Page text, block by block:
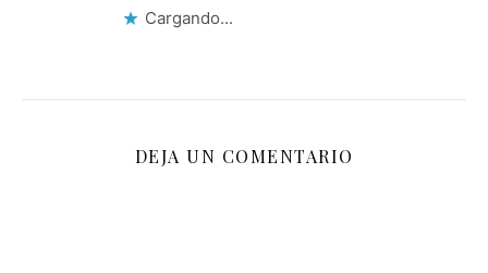
Cargando...
DEJA UN COMENTARIO